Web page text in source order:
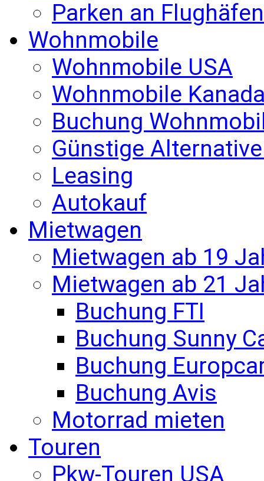
Parken an Flughäfen
Wohnmobile
Wohnmobile USA
Wohnmobile
Buchung
Günstige
Leasing
Autokauf
Mietwagen
Mietwagen ab 19
Mietwagen ab 21
Buchung FTI
Buchung Sunny
Buchung
Buchung Avis
Motorrad mieten
Touren
Pkw-Touren USA